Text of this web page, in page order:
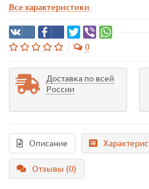
Все характеристики
0
Доставка по всей
России
Описание
Отзывы (0)